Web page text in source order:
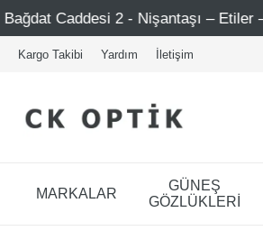
2 - Nişantaşı – Etiler – Ataşehir
Kargo Takibi Yardım İletişim
MARKALAR
GÜNEŞ
GÖZLÜKLERİ